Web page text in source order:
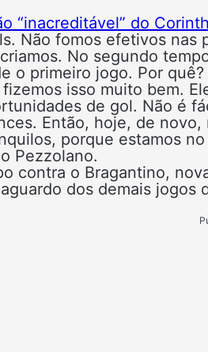
“inacreditável” do
Não fomos efetivos
No segundo
o primeiro jogo. Por
isso muito bem.
de gol. Não é
Então, hoje, de
porque estamos
Pezzolano.
contra o Bragantino,
dos demais jogos